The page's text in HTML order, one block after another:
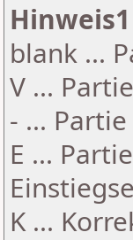
Hinweis1
blank ...
V ...
- ...
E ...
K ...